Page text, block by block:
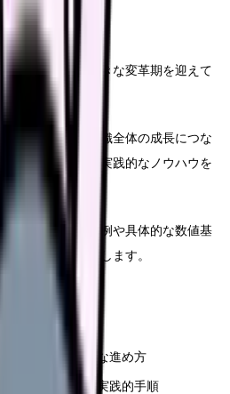
度改革が、今大きな変革期を迎えて
正に評価し、組織全体の成長につな
から運用まで、実践的なノウハウを
けて、最新の事例や具体的な数値基
の手法をご紹介します。
な要素と具体的な進め方
から運用までの実践的手順